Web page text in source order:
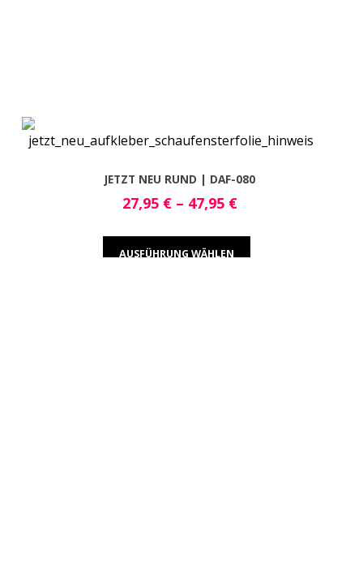
JETZT NEU RUND | DAF-080
27,95 €– 47,95 €
AUSFÜHRUNG WÄHLEN